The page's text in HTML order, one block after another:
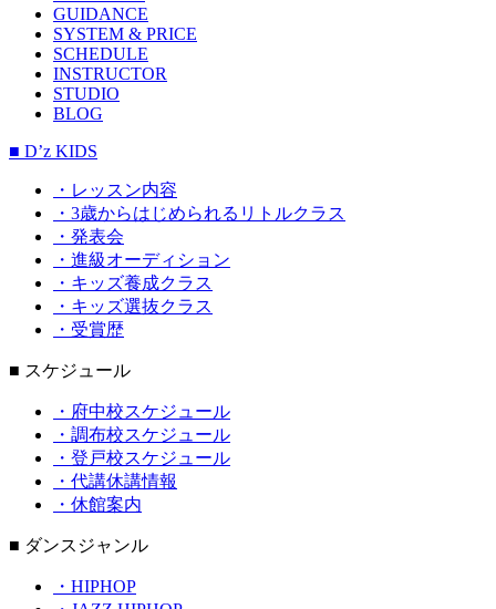
GUIDANCE
SYSTEM & PRICE
SCHEDULE
INSTRUCTOR
STUDIO
BLOG
■ D’z KIDS
・レッスン内容
・3歳からはじめられるリトルクラス
・発表会
・進級オーディション
・キッズ養成クラス
・キッズ選抜クラス
・受賞歴
■ スケジュール
・府中校スケジュール
・調布校スケジュール
・登戸校スケジュール
・代講休講情報
・休館案内
■ ダンスジャンル
・HIPHOP